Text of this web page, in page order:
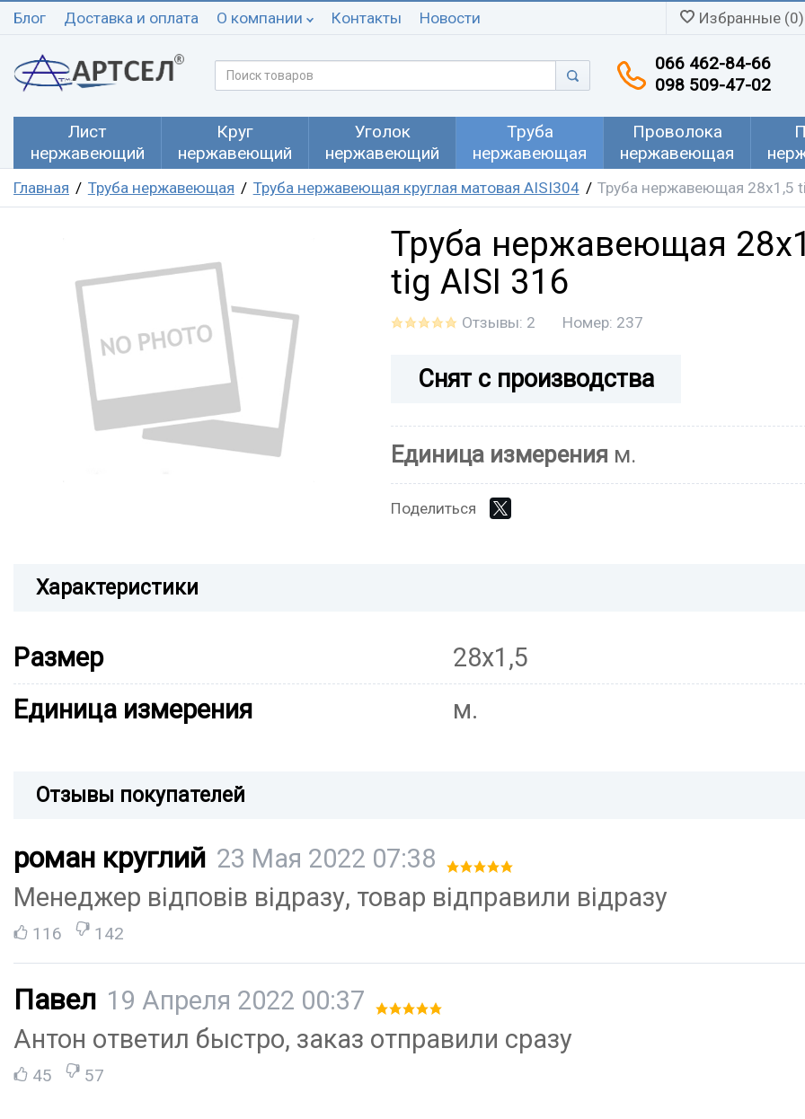
Блог Доставка и оплата О компании Контакты Новости Избранные (0)
066 462-84-66
098 509-47-02
Лист
нержавеющий
Круг
нержавеющий
Уголок
нержавеющий
Труба
нержавеющая
Проволока
нержавеющая
Главная Труба нержавеющая Труба нержавеющая круглая матовая AISI304 Труба нержавеющая 28х1,5
Труба нержавеющая
tig AISI 316
Отзывы: 2 Номер: 237
Снят с производства
Единица измерения м.
Поделиться
Характеристики
Размер
28х1,5
Единица измерения
м.
Отзывы покупателей
роман круглий 23 Мая 2022 07:38
Менеджер відповів відразу, товар відправили відразу
116 142
Павел 19 Апреля 2022 00:37
Антон ответил быстро, заказ отправили сразу
45 57